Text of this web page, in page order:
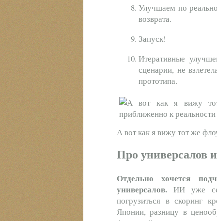
Улучшаем по
возврата.
Запуск!
Итеративные
сценарии, не
прототипа.
А вот как я вижу тот же
Про универсалов
Отдельно хочется
универсалов. ИИ уже
погрузиться в скоринг
Японии, разницу в